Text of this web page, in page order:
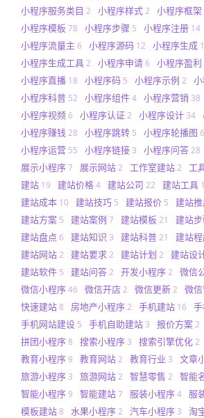
小程序服务类目 2 小程序样式2 小程序框架
小程序模板 78 小程序步骤 5 小程序注册 14
小程序流量主 6 小程序源码 12 小程序生成
小程序生成工具2 小程序申请6 小程序盈利
小程序直播 18 小程序码 5 小程序示例 2
小程序科普 52 小程序组件4 小程序营销 38
小程序视频6 小程序认证2 小程序设计 34
小程序赚钱28 小程序跳转 5 小程序轮播图 6
小程序运营 55 小程序链接 3 小程序问答28
展示小程序7 展示网站2 工作室建站2 工
建站 19 建站价格4 建站公司 22 建站工具
建站成本 10 建站技巧 5 建站报价 5 建站
建站方案 5 建站案例 7 建站模板 21 建站
建站盘点 6 建站知识 3 建站科普21 建站
建站网站2 建站要求2 建站计划 2 建站设
建站软件 5 建站问答2 开发小程序2 微信
微信小程序46 微信开店2 微信更新2 微
快速建站8 房地产小程序2 手机建站 16
手机网站建设 5 手机自助建站 3 报价方案2
拼团小程序8 搜索小程序 3 搜索引擎优化2
教育小程序9 教育网站2 教育行业 3 文章
旅游小程序 3 旅游网站2 智慧零售 2 智能
智能小程序9 智能建站7 服装小程序4 服
模板建站8 水果小程序2 汽车小程序 3 淘